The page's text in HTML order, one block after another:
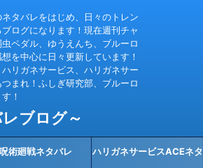
タバレをはじめ、日々のトレン
ログになります！現在週刊チャ
ペダル、ゆうえんち、ブルーロ
を中心に日々更新しています！
リガネサービス、ハリガネサー
まれ！ふしぎ研究部、ブルーロ
！
ブログ～
呪術廻戦ネタバレ ハリガネサービスACEネタ